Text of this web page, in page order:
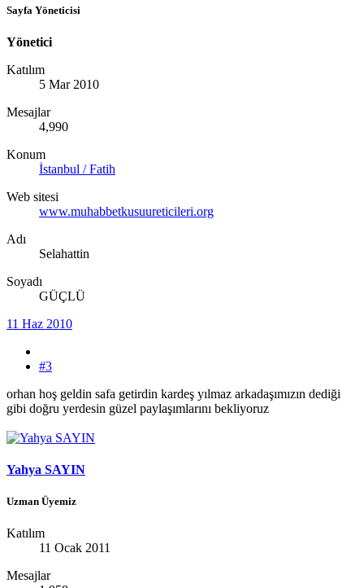
Sayfa Yöneticisi
Yönetici
Katılım
5 Mar 2010
Mesajlar
4,990
Konum
İstanbul / Fatih
Web sitesi
www.muhabbetkusuureticileri.org
Adı
Selahattin
Soyadı
GÜÇLÜ
11 Haz 2010
#3
orhan hoş geldin safa getirdin kardeş yılmaz arkadaşımızın dediği
gibi doğru yerdesin güzel paylaşımlarını bekliyoruz
Yahya SAYIN
Uzman Üyemiz
Katılım
11 Ocak 2011
Mesajlar